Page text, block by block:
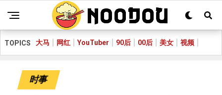
TOPICS 大马 网红 YouTuber 90后 00后 美女 视频
时事